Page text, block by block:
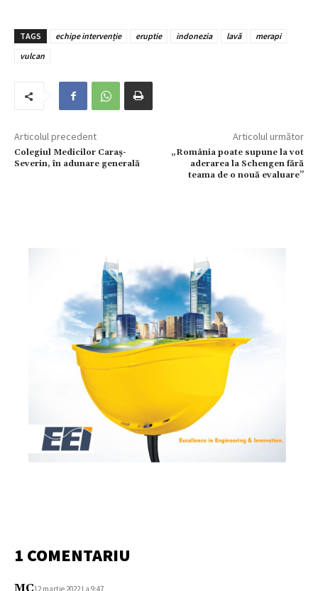
TAGS echipe intervenție eruptie indonezia lavă
merapi
vulcan
Articolul precedent
Colegiul Medicilor Caraș-
Severin, în adunare generală
Articolul următor
„România poate supune la vot
aderarea la Schengen fără
teama de o nouă evaluare”
1 COMENTARIU
12 martie 2022 La 9:47